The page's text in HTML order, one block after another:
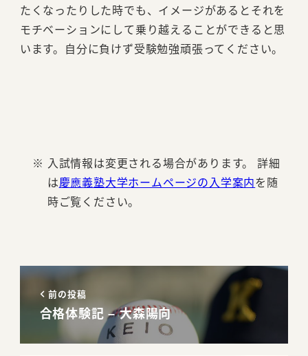
たくなったりした時でも、イメージがあるとそれを
モチベーションにして乗り越えることができると思
います。自分に負けず受験勉強頑張ってください。
入試情報は変更される場合があります。 詳細
は慶應義塾大学ホームページの入学案内を随
時ご覧ください。
前の投稿
合格体験記 – 大森陽向